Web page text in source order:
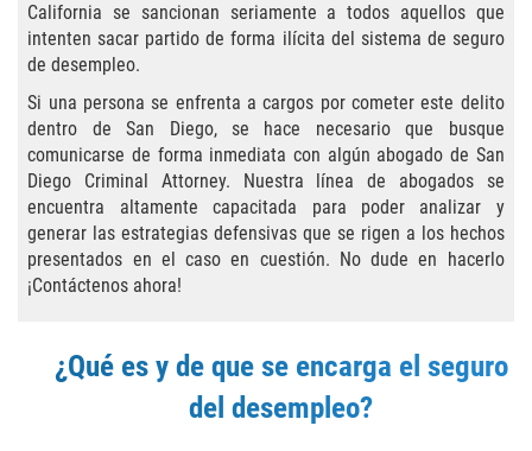
Asalto con Arma Mortal
Asalto Simple
Asuntos posteriores a la condena
Anulando o Rechazando una Condena
Eliminación de Antecedentes Penales
Libertad Condicional Bajo Palabra
California se sancionan seriamente a todos aquellos que
intenten sacar partido de forma ilícita del sistema de seguro
de desempleo.
Si una persona se enfrenta a cargos por cometer este delito
dentro de San Diego, se hace necesario que busque
comunicarse de forma inmediata con algún abogado de San
Diego Criminal Attorney. Nuestra línea de abogados se
encuentra altamente capacitada para poder analizar y
generar las estrategias defensivas que se rigen a los hechos
presentados en el caso en cuestión. No dude en hacerlo
¡Contáctenos ahora!
¿Qué es y de que se encarga el seguro
del desempleo?